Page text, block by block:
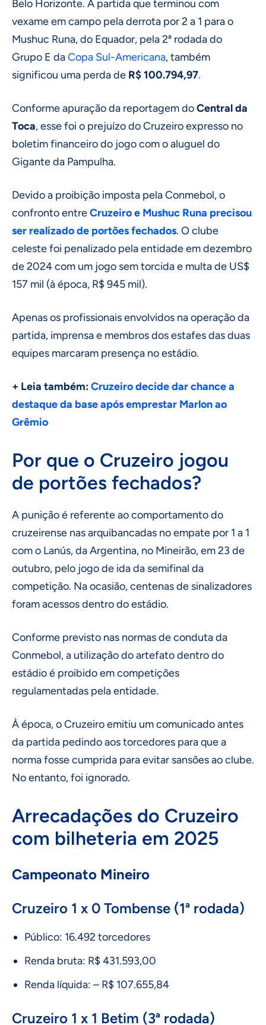
Belo Horizonte. A partida que terminou com
vexame em campo pela derrota por 2 a 1 para o
Mushuc Runa, do Equador, pela 2ª rodada do
Grupo E daCopa Sul-Americana, também
significou uma perda de R$ 100.794,97.
Conforme apuração da reportagem doCentral da
Toca, esse foi o prejuízo do Cruzeiro expresso no
boletim financeiro do jogo com o aluguel do
Gigante da Pampulha.
Devido a proibição imposta pela Conmebol, o
confronto entreCruzeiro e Mushuc Runa precisou
ser realizado de portões fechados. O clube
celeste foi penalizado pela entidade em dezembro
de 2024 com um jogo sem torcida e multa de US$
157 mil (à época, R$ 945 mil).
Apenas os profissionais envolvidos na operação da
partida, imprensa e membros dos estafes das duas
equipes marcaram presença no estádio.
+ Leia também:Cruzeiro decide dar chance a
destaque da base após emprestar Marlon ao
Grêmio
Por que o Cruzeiro jogou
de portões fechados?
A punição é referente ao comportamento do
cruzeirense nas arquibancadas no empate por 1 a 1
com o Lanús, da Argentina, no Mineirão, em 23 de
outubro, pelo jogo de ida da semifinal da
competição. Na ocasião, centenas de sinalizadores
foram acessos dentro do estádio.
Conforme previsto nas normas de conduta da
Conmebol, a utilização do artefato dentro do
estádio é proibido em competições
regulamentadas pela entidade.
À época, o Cruzeiro emitiu um comunicado antes
da partida pedindo aos torcedores para que a
norma fosse cumprida para evitar sansões ao clube.
No entanto, foi ignorado.
Arrecadações do Cruzeiro
com bilheteria em 2025
Campeonato Mineiro
Cruzeiro 1 x 0 Tombense (1ª rodada)
Público: 16.492 torcedores
Renda bruta: R$ 431.593,00
Renda líquida: – R$ 107.655,84
Cruzeiro 1 x 1 Betim (3ª rodada)